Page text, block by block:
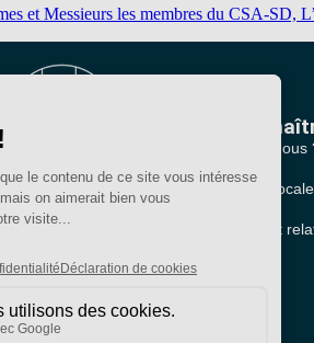
et Messieurs les membres du CSA-SD,
qu'un
Nous
Qui sommes-nous
Nos sections
Partenariats et
est un syndicat de l’UNSA